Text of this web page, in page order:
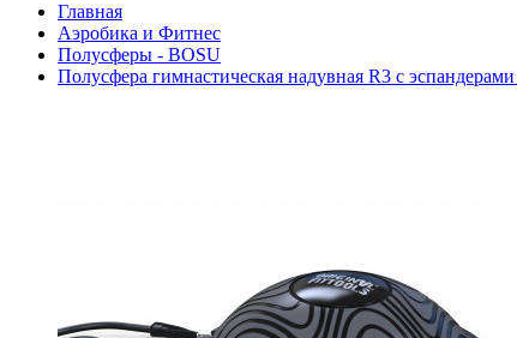
Главная
Аэробика и Фитнес
Полусферы - BOSU
Полусфера гимнастическая надувная R3 с